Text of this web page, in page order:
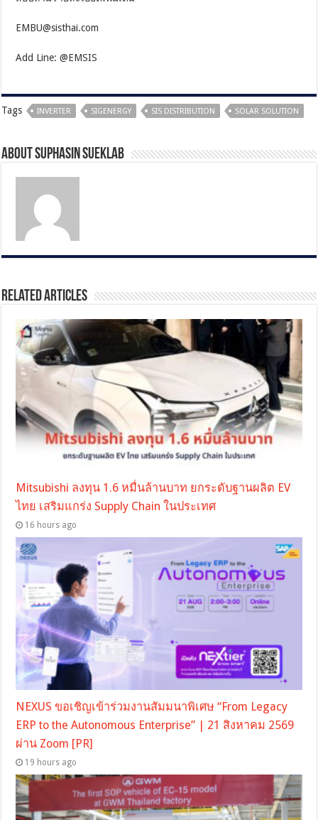
EMBU@sisthai.com
Add Line: @EMSIS
Tags INVERTER SIGENERGY SIS DISTRIBUTION SOLAR SOLUTION
About Suphasin Sueklab
Related Articles
Mitsubishi ลงทุน 1.6 หมื่นล้านบาท ยกระดับฐานผลิต EV
ไทย เสริมแกร่ง Supply Chain ในประเทศ
16 hours ago
NEXUS ขอเชิญเข้าร่วมงานสัมมนาพิเศษ “From Legacy
ERP to the Autonomous Enterprise” | 21 สิงหาคม 2569
ผ่าน Zoom [PR]
19 hours ago